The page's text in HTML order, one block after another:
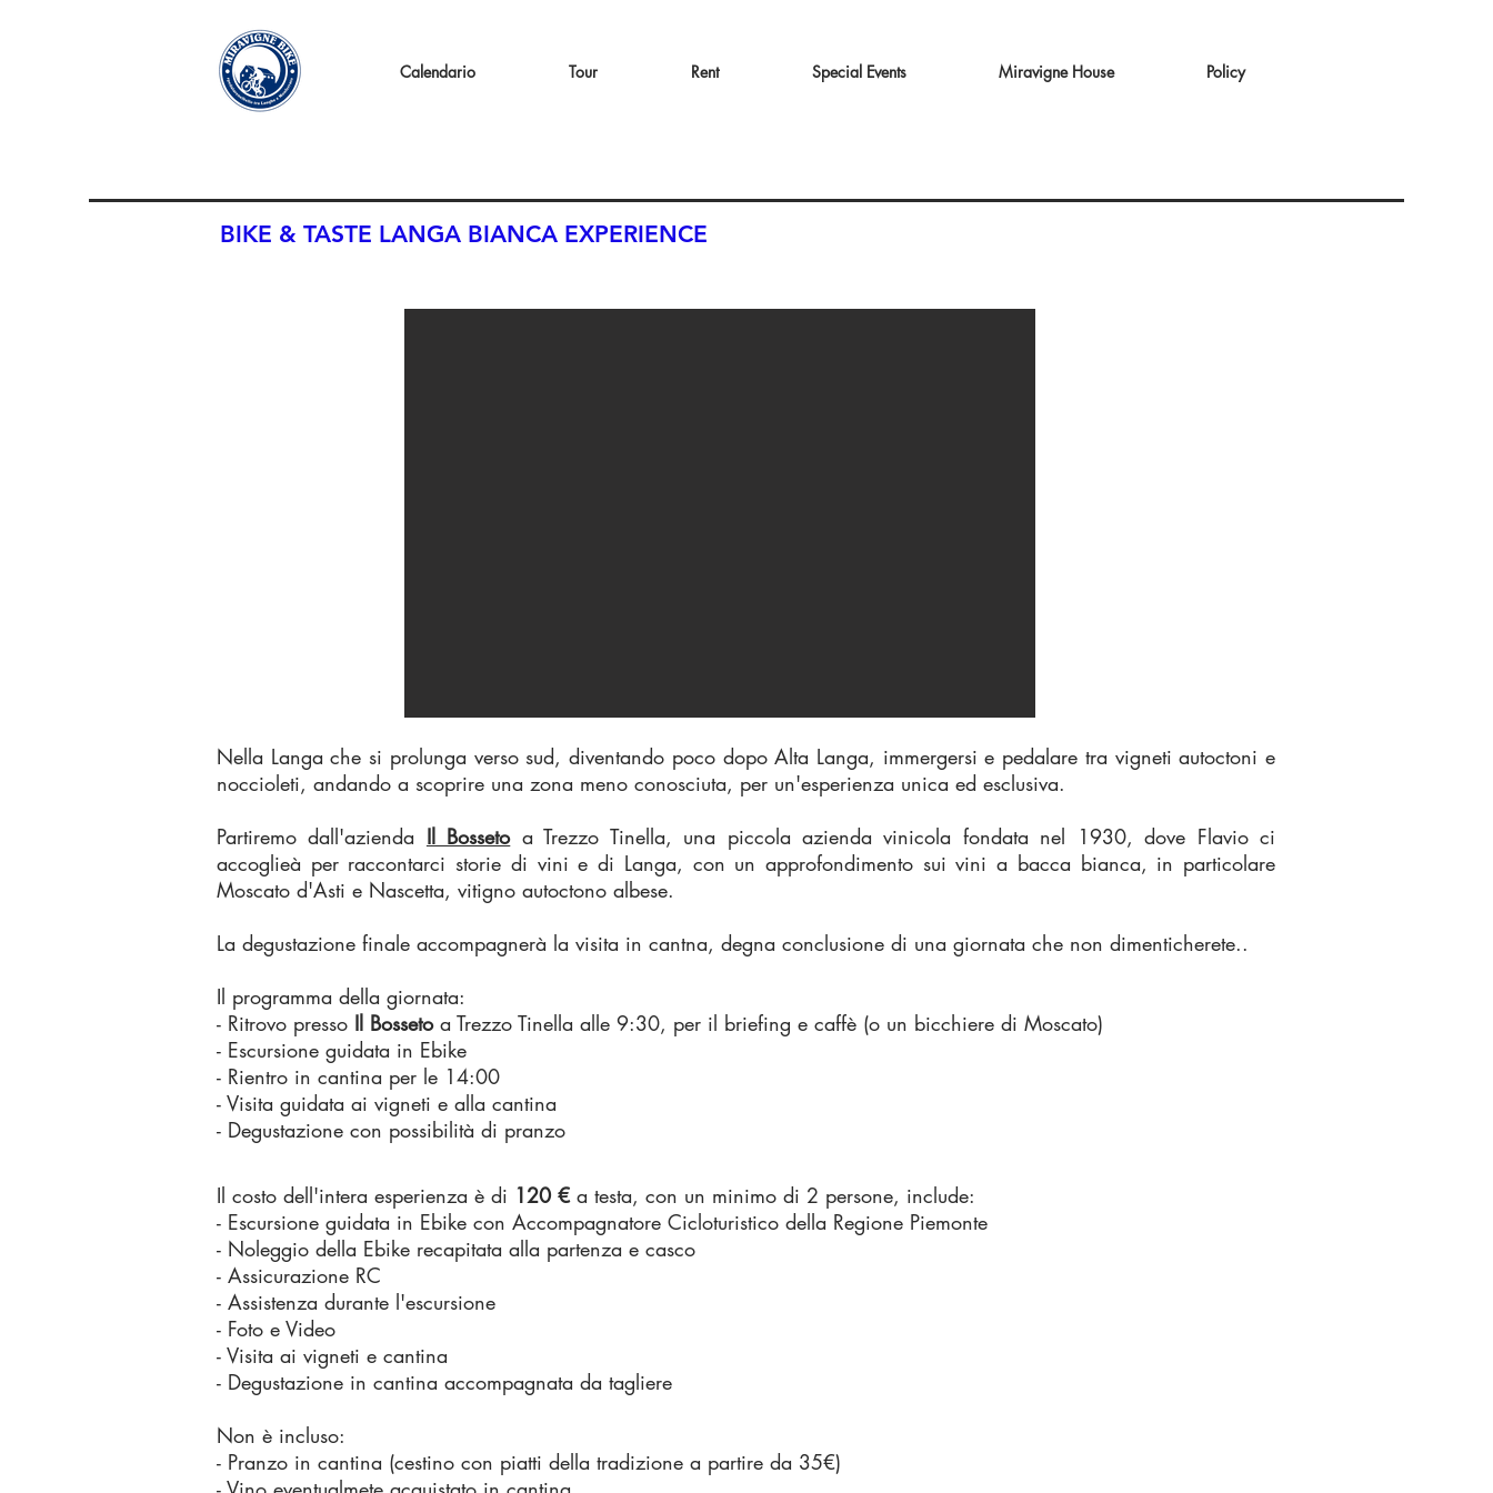
Calendario Tour Rent Special Events Miravigne House Policy
BIKE & TASTE LANGA BIANCA EXPERIENCE
Nella Langa che si prolunga verso sud, diventando poco dopo Alta Langa, immergersi e pedalare tra vigneti autoctoni e
noccioleti, andando a scoprire una zona meno conosciuta, per un'esperienza unica ed esclusiva.
Partiremo dall'azienda Il Bossetoa Trezzo Tinella, una piccola azienda vinicola fondata nel 1930, dove Flavio ci
accoglieà per raccontarci storie di vini e di Langa, con un approfondimento sui vini a bacca bianca, in particolare
Moscato d'Asti e Nascetta, vitigno autoctono albese.
La degustazione finale accompagnerà la visita in cantna, degna conclusione di una giornata che non dimenticherete..
Il programma della giornata:
- Ritrovo presso Il Bossetoa Trezzo Tinella alle 9:30, per il briefing e caffè (o un bicchiere di Moscato)
- Escursione guidata in Ebike
- Rientro in cantina per le 14:00
- Visita guidata ai vigneti e alla cantina
- Degustazione con possibilità di pranzo
Il costo dell'intera esperienza è di 120 €a testa, con un minimo di 2 persone, include:
- Escursione guidata in Ebike con Accompagnatore Cicloturistico della Regione Piemonte
- Noleggio della Ebike recapitata alla partenza e casco
- Assicurazione RC
- Assistenza durante l'escursione
- Foto e Video
- Visita ai vigneti e cantina
- Degustazione in cantina accompagnata da tagliere
Non è incluso:
- Pranzo in cantina (cestino con piatti della tradizione a partire da 35€)